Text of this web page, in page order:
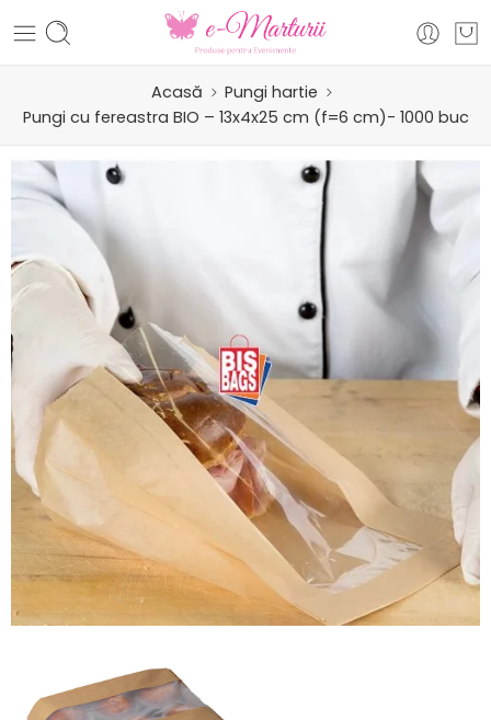
Acasă
Pungi hartie
Pungi cu fereastra BIO – 13x4x25 cm (f=6 cm)- 1000 buc